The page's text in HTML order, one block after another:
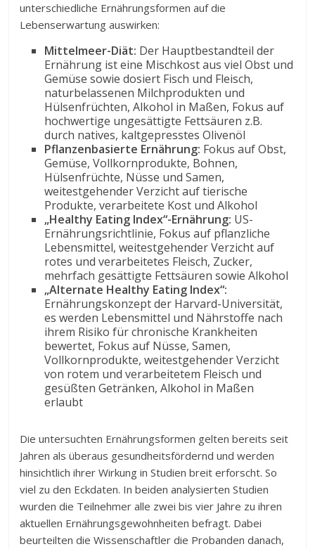
unterschiedliche Ernährungsformen auf die
Lebenserwartung auswirken:
Mittelmeer-Diät: Der Hauptbestandteil der
Ernährung ist eine Mischkost aus viel Obst und
Gemüse sowie dosiert Fisch und Fleisch,
naturbelassenen Milchprodukten und
Hülsenfrüchten, Alkohol in Maßen, Fokus auf
hochwertige ungesättigte Fettsäuren z.B.
durch natives, kaltgepresstes Olivenöl
Pflanzenbasierte Ernährung: Fokus auf Obst,
Gemüse, Vollkornprodukte, Bohnen,
Hülsenfrüchte, Nüsse und Samen,
weitestgehender Verzicht auf tierische
Produkte, verarbeitete Kost und Alkohol
„Healthy Eating Index“-Ernährung: US-
Ernährungsrichtlinie, Fokus auf pflanzliche
Lebensmittel, weitestgehender Verzicht auf
rotes und verarbeitetes Fleisch, Zucker,
mehrfach gesättigte Fettsäuren sowie Alkohol
„Alternate Healthy Eating Index“:
Ernährungskonzept der Harvard-Universität,
es werden Lebensmittel und Nährstoffe nach
ihrem Risiko für chronische Krankheiten
bewertet, Fokus auf Nüsse, Samen,
Vollkornprodukte, weitestgehender Verzicht
von rotem und verarbeitetem Fleisch und
gesüßten Getränken, Alkohol in Maßen
erlaubt
Die untersuchten Ernährungsformen gelten bereits seit
Jahren als überaus gesundheitsfördernd und werden
hinsichtlich ihrer Wirkung in Studien breit erforscht. So
viel zu den Eckdaten. In beiden analysierten Studien
wurden die Teilnehmer alle zwei bis vier Jahre zu ihren
aktuellen Ernährungs­gewohnheiten befragt. Dabei
beurteilten die Wissenschaftler die Probanden danach,